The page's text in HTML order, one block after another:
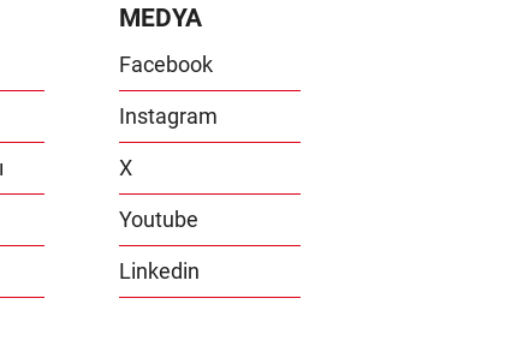
MEDYA
Facebook
Instagram
X
Youtube
Linkedin